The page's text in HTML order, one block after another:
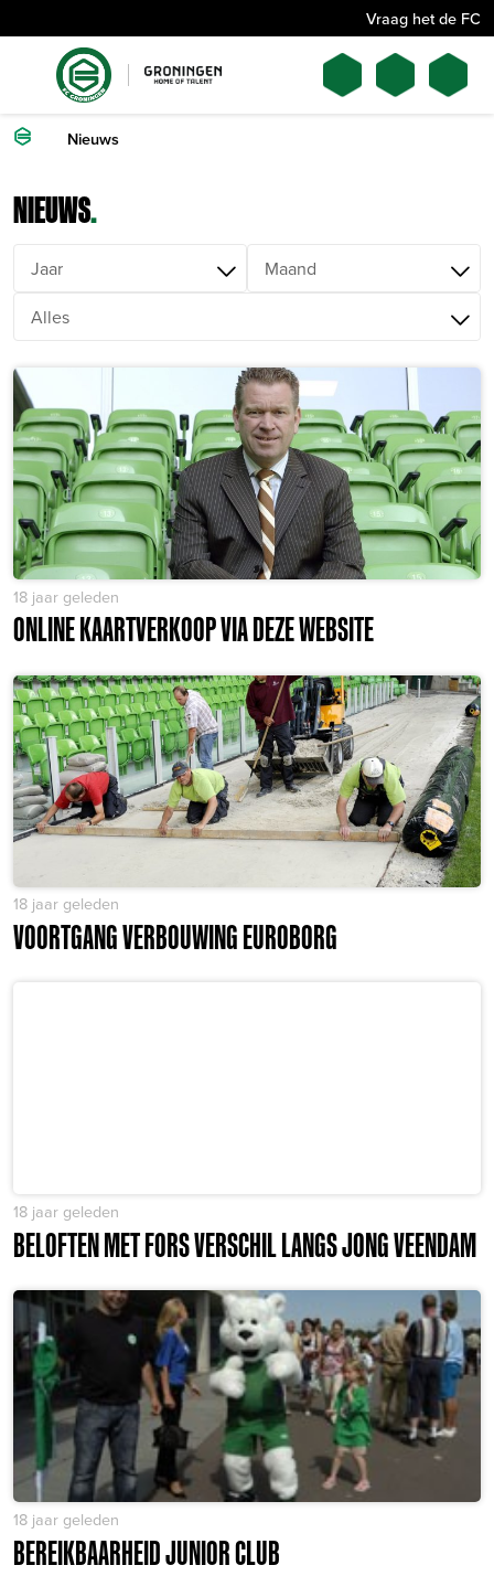
Vraag het de FC
Nieuws
NIEUWS.
18 jaar geleden
ONLINE KAARTVERKOOP VIA DEZE WEBSITE
18 jaar geleden
VOORTGANG VERBOUWING EUROBORG
18 jaar geleden
BELOFTEN MET FORS VERSCHIL LANGS JONG VEENDAM
18 jaar geleden
BEREIKBAARHEID JUNIOR CLUB